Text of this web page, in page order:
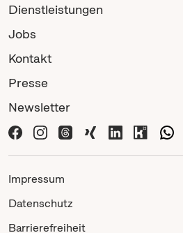
Dienstleistungen
Jobs
Kontakt
Presse
Newsletter
Impressum
Datenschutz
Barrierefreiheit